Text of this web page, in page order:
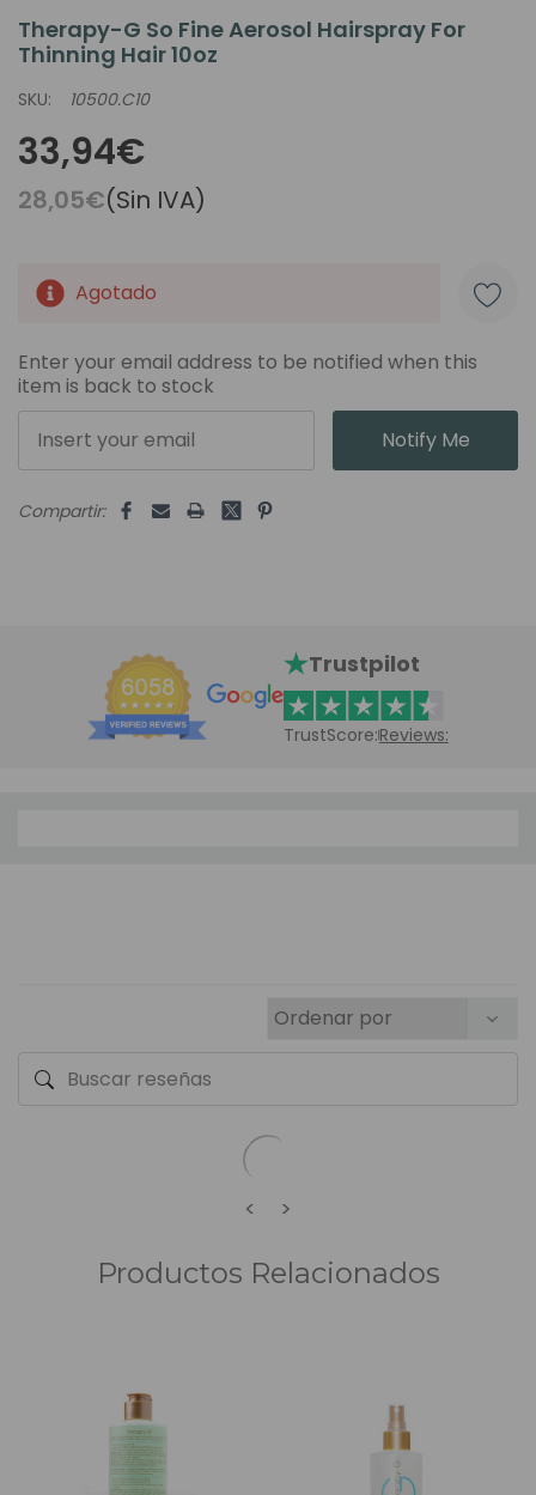
Therapy-G So Fine Aerosol Hairspray For
Thinning Hair 10oz
SKU: 10500.C10
33,94€
28,05€(Sin IVA)
UnidadesAgotado
Enter your email address to be notified when this
item is back to stock
Notify Me
Compartir:
Trustpilot
TrustScore:Reviews:
< >
Productos Relacionados